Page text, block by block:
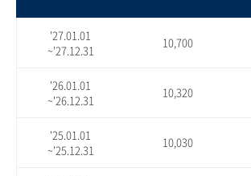
'27.01.01
~'27.12.31
10,700
'26.01.01
~'26.12.31
10,320
'25.01.01
~'25.12.31
10,030